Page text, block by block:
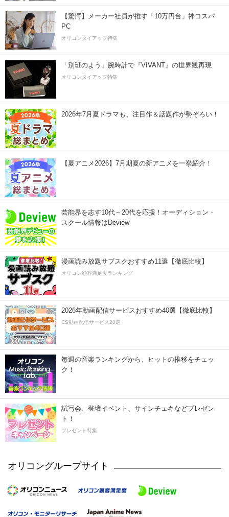
【驚愕】メーカー社員が推す「10万円台」神コスパ
PC
オリコンタイアップ特集
「別班のよう」腕時計で『VIVANT』の世界観再現
オリコンタイアップ特集
2026年7月夏ドラマも、注目作＆話題作が勢ぞろい！
【夏アニメ2026】7月期夏の新アニメを一挙紹介！
芸能界を志す10代～20代を応援！オーディション・
スクール情報はDeview
漫画読み放題サブスクおすすめ11選【徹底比較】
オリコン顧客満足度ランキング
2026年動画配信サービスおすすめ40選【徹底比較】
CS動画配信サービス20選
毎週の音楽ランキングから、ヒットの推移をチェッ
ク！
試写会、登壇イベント、サインチェキなどプレゼン
ト！
プレゼント特集
オリコングループサイト